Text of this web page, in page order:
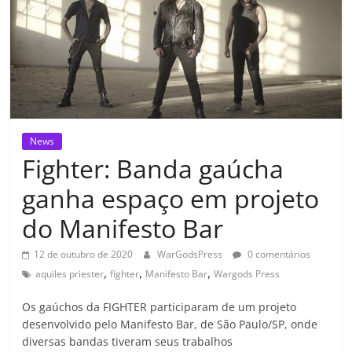
News
Fighter: Banda gaúcha
ganha espaço em projeto
do Manifesto Bar
12 de outubro de 2020 WarGodsPress
0 comentários
aquiles priester,fighter, Manifesto Bar,Wargods Press
Os gaúchos da FIGHTER participaram de um projeto
desenvolvido pelo Manifesto Bar, de São Paulo/SP, onde
diversas bandas tiveram seus trabalhos